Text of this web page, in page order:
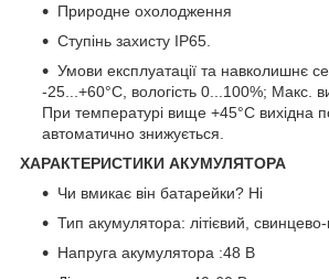
Природне охолодження
Ступінь захисту IP65.
Умови експлуатації та навколишнє
-25...+60°С, вологість 0...100%; Макс.
При температурі вище +45°C вихідна
автоматично знижується.
ХАРАКТЕРИСТИКИ АКУМУЛЯТОРА
Чи вмикає він батарейки? Ні
Тип акумулятора: літієвий,
Напруга акумулятора :48 В